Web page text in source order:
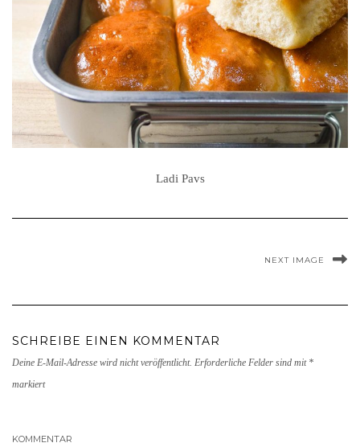
Ladi Pavs
NEXT IMAGE
SCHREIBE EINEN KOMMENTAR
Deine E-Mail-Adresse wird nicht veröffentlicht. Erforderliche Felder sind mit *
markiert
KOMMENTAR